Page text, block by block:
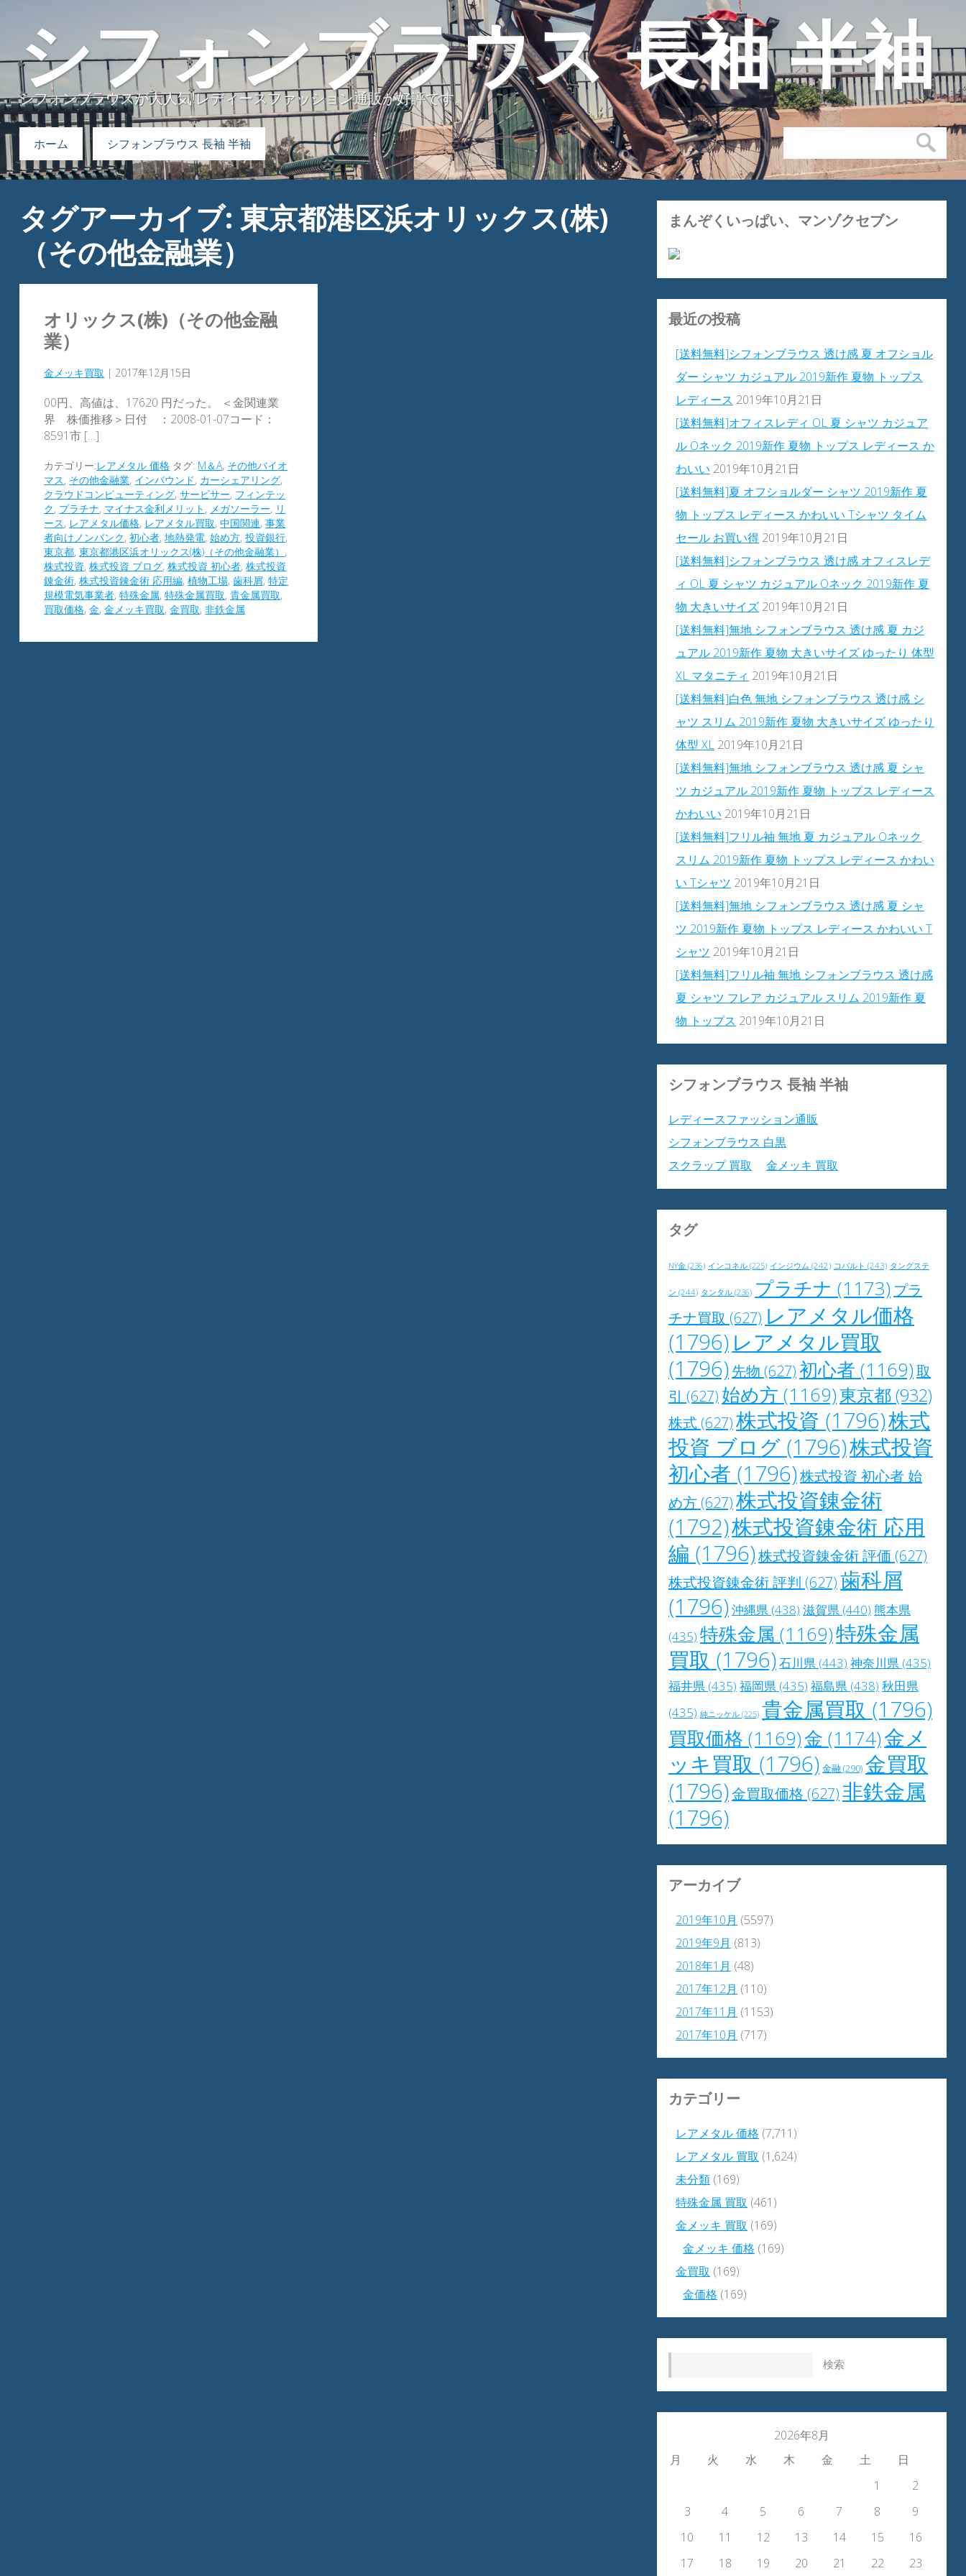
シフォンブラウス 長袖 半袖
シフォンブラウスが大人気!レディースファッション通販が好評です。
検索:
ホーム
シフォンブラウス 長袖 半袖
タグアーカイブ: 東京都港区浜オリックス(株)
（その他金融業）
オリックス(株)（その他金融
業）
金メッキ買取 | 2017年12月15日
00円、高値は、17620 円だった。 ＜金関連業
界 株価推移＞日付 ：2008-01-07コード：
8591市 […]
カテゴリー:レアメタル 価格 タグ: M＆A, その他バイオ
マス, その他金融業, インバウンド, カーシェアリング,
クラウドコンピューティング,サービサー, フィンテッ
ク, プラチナ, マイナス金利メリット , メガソーラー, リ
ース, レアメタル価格, レアメタル買取,中国関連,事業
者向けノンバンク,初心者,地熱発電,始め方,投資銀行,
東京都,東京都港区浜オリックス(株)（その他金融業） ,
株式投資,株式投資 ブログ,株式投資 初心者,株式投資
錬金術,株式投資錬金術 応用編,植物工場,歯科屑,特定
規模電気事業者,特殊金属,特殊金属買取,貴金属買取,
買取価格,金,金メッキ買取,金買取,非鉄金属
まんぞくいっぱい、マンゾクセブン
最近の投稿
[送料無料]シフォンブラウス 透け感 夏 オフショル
ダー シャツ カジュアル 2019新作 夏物 トップス
レディース 2019年10月21日
[送料無料]オフィスレディ OL 夏 シャツ カジュア
ル Oネック 2019新作 夏物 トップス レディース か
わいい 2019年10月21日
[送料無料]夏 オフショルダー シャツ 2019新作 夏
物 トップス レディース かわいい Tシャツ タイム
セール お買い得 2019年10月21日
[送料無料]シフォンブラウス 透け感 オフィスレデ
ィ OL 夏 シャツ カジュアル Oネック 2019新作 夏
物 大きいサイズ 2019年10月21日
[送料無料]無地 シフォンブラウス 透け感 夏 カジ
ュアル 2019新作 夏物 大きいサイズ ゆったり 体型
XL マタニティ 2019年10月21日
[送料無料]白色 無地 シフォンブラウス 透け感 シ
ャツ スリム 2019新作 夏物 大きいサイズ ゆったり
体型 XL 2019年10月21日
[送料無料]無地 シフォンブラウス 透け感 夏 シャ
ツ カジュアル 2019新作 夏物 トップス レディース
かわいい 2019年10月21日
[送料無料]フリル袖 無地 夏 カジュアル Oネック
スリム 2019新作 夏物 トップス レディース かわい
い Tシャツ 2019年10月21日
[送料無料]無地 シフォンブラウス 透け感 夏 シャ
ツ 2019新作 夏物 トップス レディース かわいい T
シャツ 2019年10月21日
[送料無料]フリル袖 無地 シフォンブラウス 透け感
夏 シャツ フレア カジュアル スリム 2019新作 夏
物 トップス 2019年10月21日
シフォンブラウス 長袖 半袖
レディースファッション通販
シフォンブラウス 白黒
スクラップ 買取
金メッキ 買取
タグ
NY金 (236) インコネル (225) インジウム (242) コバルト (243) タングステ
ン (244) タンタル (236) プラチナ (1173) プラ
チナ買取 (627) レアメタル価格
(1796) レアメタル買取
(1796)先物 (627)初心者 (1169)取
引 (627) 始め方 (1169)東京都(932)
株式 (627)株式投資 (1796)株式
投資 ブログ (1796)株式投資
初心者 (1796)株式投資 初心者 始
め方 (627)株式投資錬金術
(1792)株式投資錬金術 応用
編 (1796)株式投資錬金術 評価 (627)
株式投資錬金術 評判 (627)歯科屑
(1796)沖縄県 (438) 滋賀県 (440) 熊本県
(435) 特殊金属 (1169)特殊金属
買取 (1796)石川県 (443) 神奈川県 (435)
福井県 (435) 福岡県 (435) 福島県 (438) 秋田県
(435) 純ニッケル (225) 貴金属買取 (1796)
買取価格 (1169)金 (1174)金メ
ッキ買取 (1796) 金融(290) 金買取
(1796)金買取価格 (627)非鉄金属
(1796)
アーカイブ
2019年10月 (5597)
2019年9月 (813)
2018年1月 (48)
2017年12月 (110)
2017年11月 (1153)
2017年10月 (717)
カテゴリー
レアメタル 価格 (7,711)
レアメタル 買取 (1,624)
未分類 (169)
特殊金属 買取 (461)
金メッキ 買取 (169)
金メッキ 価格 (169)
金買取 (169)
金価格 (169)
2026年8月
月
火 水 木 金 土
日
1
2
3
4 5 6 7 8
9
10
11 12 13 14 15
16
17
18 19 20 21 22 23